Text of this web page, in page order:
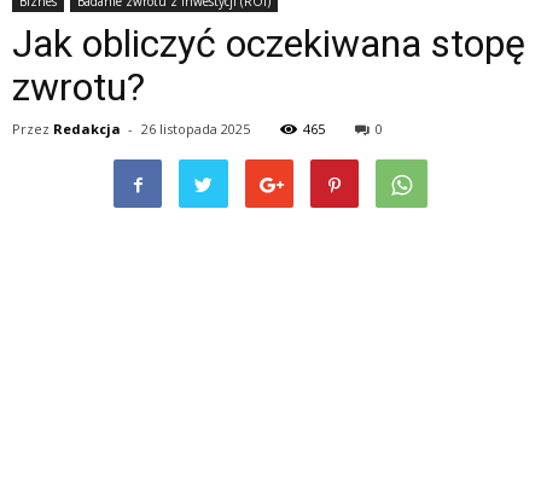
Jak obliczyć oczekiwana stopę
zwrotu?
Przez Redakcja - 26 listopada 2025 465 0